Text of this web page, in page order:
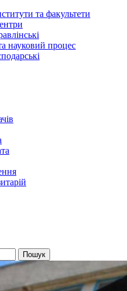
та факультети
науковий процес
Пошук